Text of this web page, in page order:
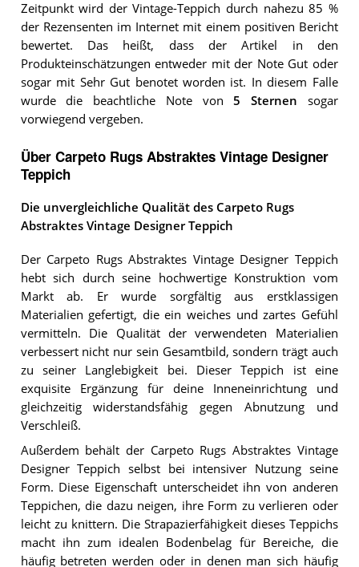
Zeitpunkt wird der Vintage-Teppich durch nahezu 85 %
der Rezensenten im Internet mit einem positiven Bericht
bewertet. Das heißt, dass der Artikel in den
Produkteinschätzungen entweder mit der Note Gut oder
sogar mit Sehr Gut benotet worden ist. In diesem Falle
wurde die beachtliche Note von5 Sternen sogar
vorwiegend vergeben.
Über Carpeto Rugs Abstraktes Vintage Designer
Teppich
Die unvergleichliche Qualität des Carpeto Rugs
Abstraktes Vintage Designer Teppich
Der Carpeto Rugs Abstraktes Vintage Designer Teppich
hebt sich durch seine hochwertige Konstruktion vom
Markt ab. Er wurde sorgfältig aus erstklassigen
Materialien gefertigt, die ein weiches und zartes Gefühl
vermitteln. Die Qualität der verwendeten Materialien
verbessert nicht nur sein Gesamtbild, sondern trägt auch
zu seiner Langlebigkeit bei. Dieser Teppich ist eine
exquisite Ergänzung für deine Inneneinrichtung und
gleichzeitig widerstandsfähig gegen Abnutzung und
Verschleiß.
Außerdem behält der Carpeto Rugs Abstraktes Vintage
Designer Teppich selbst bei intensiver Nutzung seine
Form. Diese Eigenschaft unterscheidet ihn von anderen
Teppichen, die dazu neigen, ihre Form zu verlieren oder
leicht zu knittern. Die Strapazierfähigkeit dieses Teppichs
macht ihn zum idealen Bodenbelag für Bereiche, die
häufig betreten werden oder in denen man sich häufig